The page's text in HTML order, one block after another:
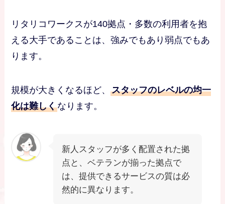
リタリコワークスが140拠点・多数の利用者を抱
える大手であることは、強みでもあり弱点でもあ
ります。
規模が大きくなるほど、スタッフのレベルの均一
化は難しくなります。
新人スタッフが多く配置された拠
点と、ベテランが揃った拠点で
は、提供できるサービスの質は必
然的に異なります。